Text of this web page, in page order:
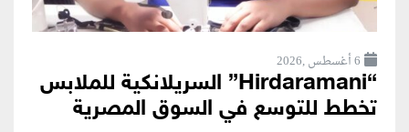
6 أغسطس ,2026
“Hirdaramani” السريلانكية للملابس
تخطط للتوسع في السوق المصرية